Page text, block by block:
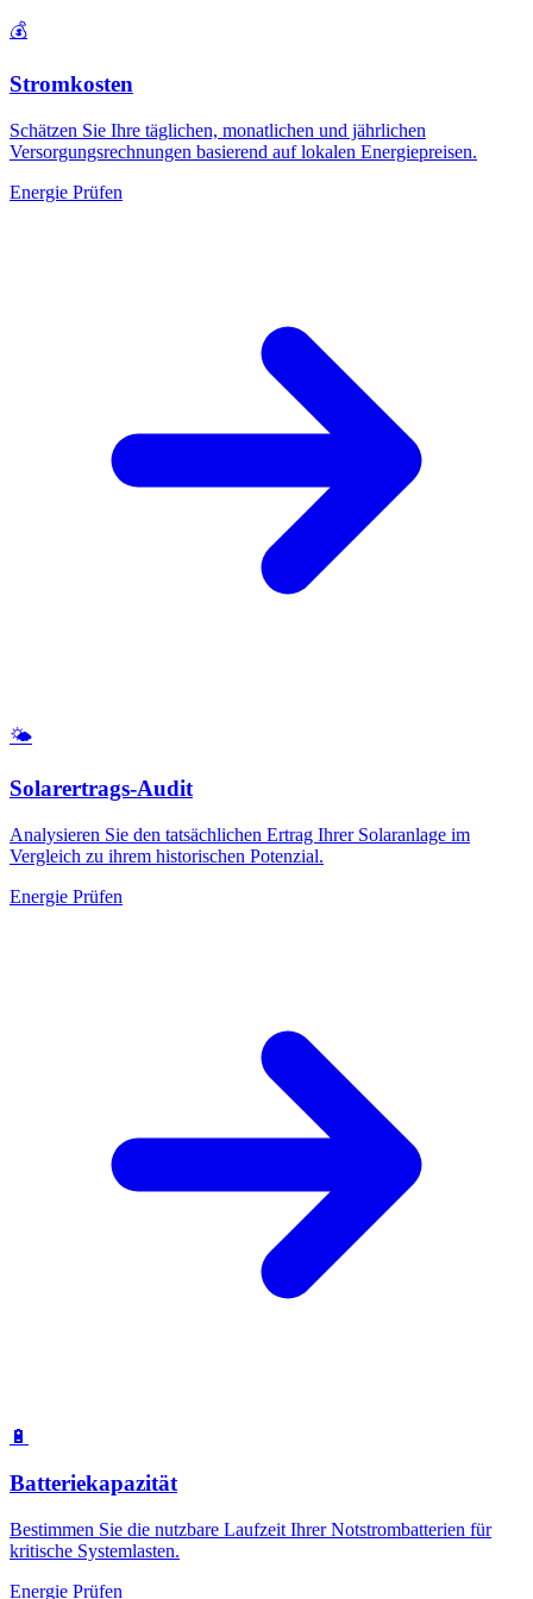
💰
Stromkosten
Schätzen Sie Ihre täglichen, monatlichen und jährlichen
Versorgungsrechnungen basierend auf lokalen Energiepreisen.
Energie Prüfen
🌤️
Solarertrags-Audit
Analysieren Sie den tatsächlichen Ertrag Ihrer Solaranlage im
Vergleich zu ihrem historischen Potenzial.
Energie Prüfen
🔋
Batteriekapazität
Bestimmen Sie die nutzbare Laufzeit Ihrer Notstrombatterien für
kritische Systemlasten.
Energie Prüfen